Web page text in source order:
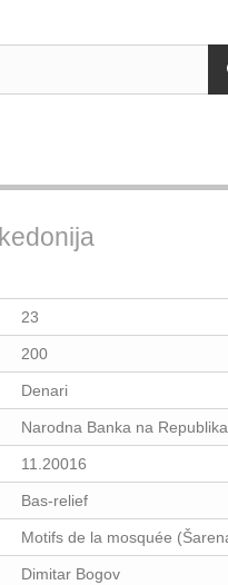
23
200
Denari
Narodna Banka na
11.20016
Bas-relief
Motifs de la mosquée
Dimitar Bogov